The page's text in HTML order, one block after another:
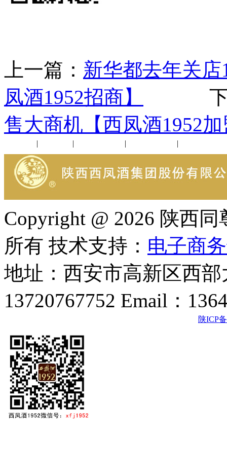
上一篇： 新华都去年关
凤酒1952招商】
下一
售大商机【西凤酒1952
| | | |
Copyright @ 2026 陕西
所有 技术支持： 电子商
地址：西安市高新区西
13720767752 Email：
陕ICP